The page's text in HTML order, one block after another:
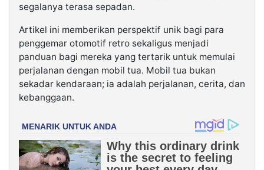
segalanya terasa sepadan.
Artikel ini memberikan perspektif unik bagi para
penggemar otomotif retro sekaligus menjadi
panduan bagi mereka yang tertarik untuk memulai
perjalanan dengan mobil tua. Mobil tua bukan
sekadar kendaraan; ia adalah perjalanan, cerita, dan
kebanggaan.